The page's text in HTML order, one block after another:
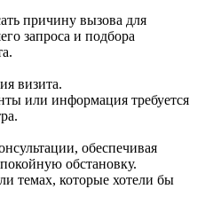
причину вызова для
запроса и подбора
визита.
или информация требуется
обеспечивая
обстановку.
темах, которые хотели бы